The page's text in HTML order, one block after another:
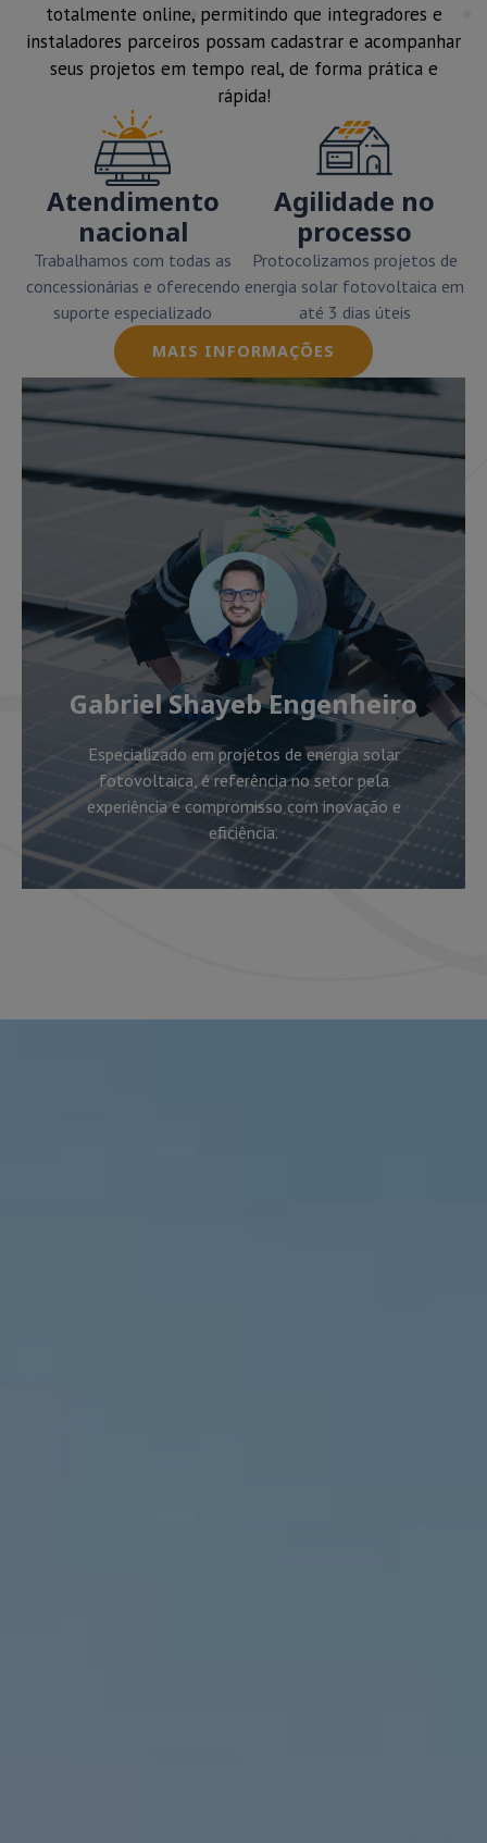
totalmente online, permitindo que integradores e
instaladores parceiros possam cadastrar e acompanhar
seus projetos em tempo real, de forma prática e
rápida!
Atendimento
nacional
Trabalhamos com todas as
concessionárias e oferecendo
suporte especializado
Agilidade no
processo
Protocolizamos projetos de
energia solar fotovoltaica em
até 3 dias úteis
MAIS INFORMAÇÕES
Gabriel Shayeb Engenheiro
Especializado em projetos de energia solar
fotovoltaica, é referência no setor pela
experiência e compromisso com inovação e
eficiência.